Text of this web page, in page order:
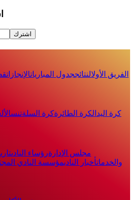
اشترك
الفريق الأولالنتائججدول المبارياتالإنجازات
كرة اليد الكرة الطائرةكرة السلةتنس
مجلس الإدارةرؤساء النادى
والخدماتأخبار الناديمؤسسة النادي